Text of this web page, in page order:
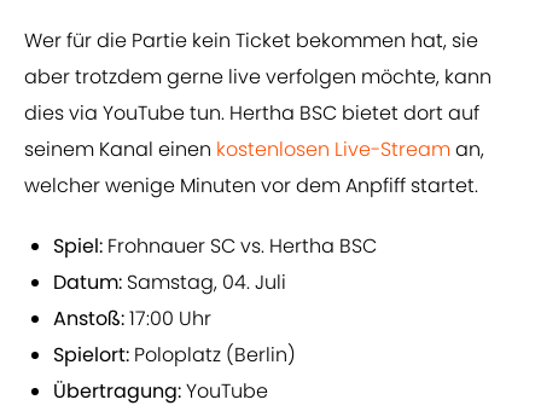
Wer für die Partie kein Ticket bekommen hat, sie
aber trotzdem gerne live verfolgen möchte, kann
dies via YouTube tun. Hertha BSC bietet dort auf
seinem Kanal einen kostenlosen Live-Streaman,
welcher wenige Minuten vor dem Anpfiff startet.
Spiel: Frohnauer SC vs. Hertha BSC
Datum: Samstag, 04. Juli
Anstoß:17:00 Uhr
Spielort: Poloplatz (Berlin)
Übertragung:YouTube